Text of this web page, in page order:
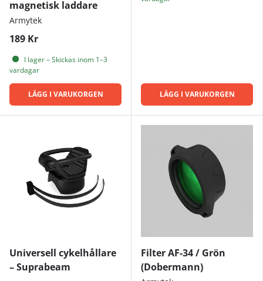
magnetisk laddare
Armytek
189 Kr
I lager – Skickas inom 1–3
vardagar
LÄGG I VARUKORGEN LÄGG I VARUKORGEN
Universell cykelhållare
– Suprabeam
Filter AF-34 / Grön
(Dobermann)